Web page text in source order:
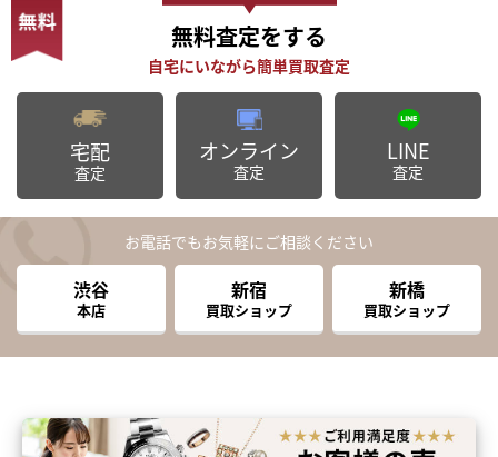
無料査定をする
宅配
査定
オンライン
査定
LINE
査定
お電話でもお気軽にご相談ください
渋谷
本店
新宿
買取ショップ
新橋
買取ショップ